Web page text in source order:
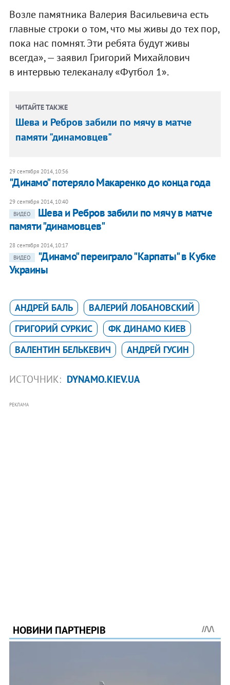
Возле памятника Валерия Васильевича есть
главные строки о том, что мы живы до тех пор,
пока нас помнят. Эти ребята будут живы
всегда», — заявил Григорий Михайлович
в интервью телеканалу «Футбол 1».
ЧИТАЙТЕ ТАКЖЕ
Шева и Ребров забили по мячу в матче
памяти "динамовцев"
29 сентября 2014, 10:56
"Динамо" потеряло Макаренко до конца года
29 сентября 2014, 10:40
ВИДЕО
Шева и Ребров забили по мячу в матче
памяти "динамовцев"
28 сентября 2014, 10:17
ВИДЕО
"Динамо" переиграло "Карпаты" в Кубке
Украины
АНДРЕЙ БАЛЬ
ВАЛЕРИЙ ЛОБАНОВСКИЙ
ГРИГОРИЙ СУРКИС
ФК ДИНАМО КИЕВ
ВАЛЕНТИН БЕЛЬКЕВИЧ
АНДРЕЙ ГУСИН
ИСТОЧНИК: DYNAMO.KIEV.UA
РЕКЛАМА